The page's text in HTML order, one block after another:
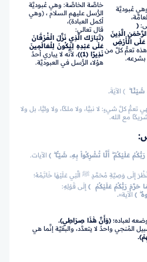
عُبوديَّة
﴿
الَّذِينَ
الْأَرْضِ
تعمُّ كلَّ من
بشرعه.
خاصَّة الخاصَّة: وهي عُبوديَّة
الرُّسل عليهم السلام ، (وهي
أكمل العبادة)،
قال تعالى:
﴿تَبَارَكَ الَّذِي نَزَّلَ الْفُرْقَانَ
عَلَى عَبْدِهِ لِيَكُونَ لِلْعَالَمِينَ
نَذِيرًا (1)
﴾، لأنَّه لا يباري أحدٌ
هؤلاء الرُّسل في العبوديَّة.
شَيْئًا ﴾ الآيَةَ.
كلَّ شيءٍ: لا نبيًّا، ولا ملكًا، ولا وليًّا، بل ولا
مع الله.
عَلَيْكُمْ ۖ أَلَّا تُشْرِكُواْ بِهِۦ شَيْـًٔا ۖ ﴾ الآيات.
إِلَى وَصِيَّةِ مُحَمَّدٍ ﷺ الَّتِي عَلَيْهَا خَاتَـِمُهُ؛
حَرَّمَ رَبُّكُمْ عَلَيْكُمْ ﴾ إِلَى قَوْلِهِ:
﴾ الآية».
لعباده؛ ﴿وَأَنَّ هَٰذَا صِرَاطِي﴾.
المُنجي واحدٌ لا يتعدَّد، والبقيَّة إنَّما هي